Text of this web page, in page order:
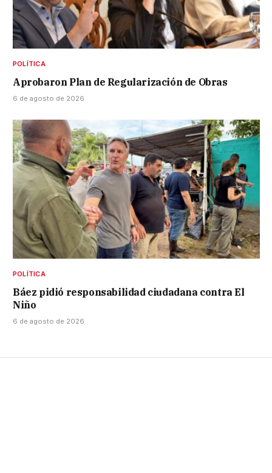
POLÍTICA
Aprobaron Plan de Regularización de Obras
6 de agosto de 2026
POLÍTICA
Báez pidió responsabilidad ciudadana contra El
Niño
6 de agosto de 2026